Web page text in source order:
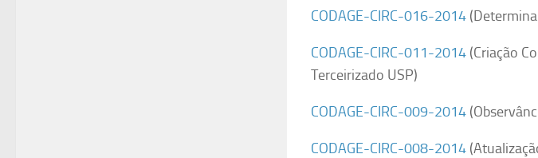
CODAGE-CIRC-016-2014
CODAGE-CIRC-011-2014 (Criação
Terceirizado USP)
CODAGE-CIRC-009-2014
CODAGE-CIRC-008-2014